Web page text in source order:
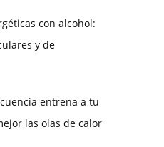
con alcohol:
y de
entrena a tu
las olas de calor